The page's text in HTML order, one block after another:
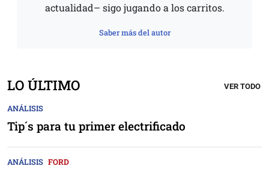
actualidad– sigo jugando a los carritos.
Saber más del autor
LO ÚLTIMO VER TODO
ANÁLISIS
Tip´s para tu primer electrificado
ANÁLISIS FORD